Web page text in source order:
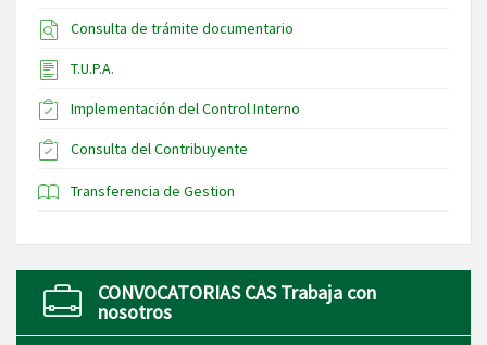
Consulta de trámite documentario
T.U.P.A.
Implementación del Control Interno
Consulta del Contribuyente
Transferencia de Gestion
CONVOCATORIAS CAS Trabaja con
nosotros